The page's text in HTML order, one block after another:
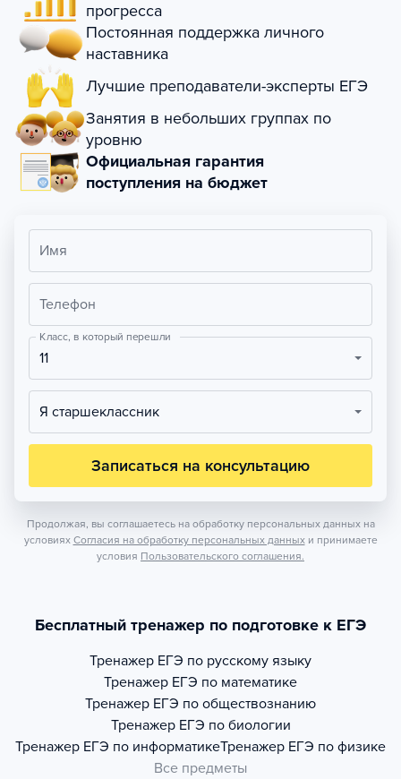
прогресса
Постоянная поддержка личного
наставника
Лучшие преподаватели-эксперты ЕГЭ
Занятия в небольших группах по
уровню
Официальная гарантия
поступления на бюджет
Имя
Телефон
Класс, в который перешли
11
Я старшеклассник
Записаться на консультацию
Продолжая, вы соглашаетесь на обработку персональных данных на
условиях Согласия на обработку персональных данных и принимаете
условия Пользовательского соглашения.
Бесплатный тренажер по подготовке к ЕГЭ
Тренажер ЕГЭ по русскому языку
Тренажер ЕГЭ по математике
Тренажер ЕГЭ по обществознанию
Тренажер ЕГЭ по биологии
Тренажер ЕГЭ по информатикеТренажер ЕГЭ по физике
Все предметы